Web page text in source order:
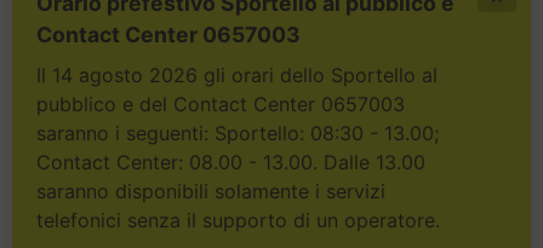
Contact Center 0657003
Il 14 agosto 2026 gli orari dello Sportello al
pubblico e del Contact Center 0657003
saranno i seguenti: Sportello: 08:30 - 13.00;
Contact Center: 08.00 - 13.00. Dalle 13.00
saranno disponibili solamente i servizi
telefonici senza il supporto di un operatore.